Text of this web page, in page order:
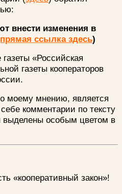
внести изменения в
прямая ссылка здесь)
«Российская
газеты кооператоров
моему мнению, является
комментарии по тексту
выделены особым цветом в
«кооперативный закон»!